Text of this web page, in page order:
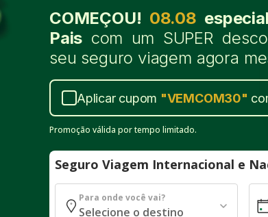
COMEÇOU! 08.08
Pais com um SUPER
seu seguro viagem agora
Aplicar cupom "VEMCOM30"
Promoção válida por tempo limitado.
Seguro Viagem Internacional e
Para onde você vai?